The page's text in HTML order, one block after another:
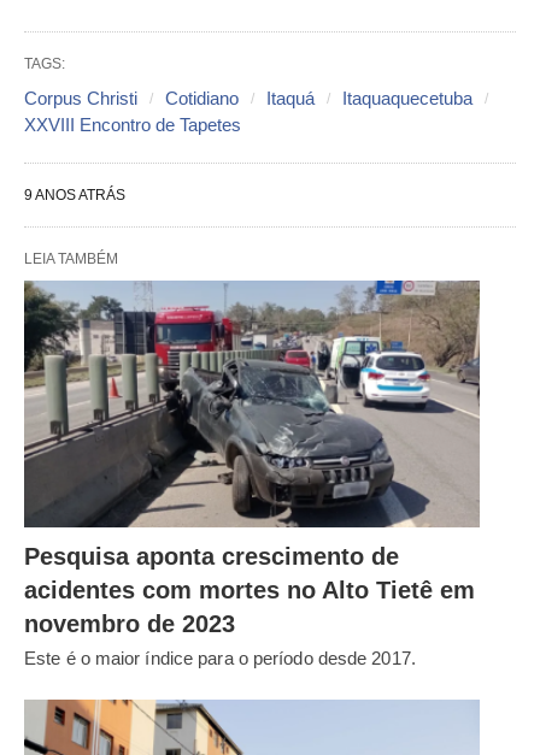
TAGS:
Corpus Christi Cotidiano Itaquá
Itaquaquecetuba
XXVIII Encontro de Tapetes
9 ANOS ATRÁS
LEIA TAMBÉM
Pesquisa aponta crescimento de
acidentes com mortes no Alto Tietê em
novembro de 2023
Este é o maior índice para o período desde 2017.